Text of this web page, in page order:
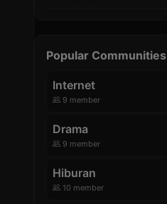
Popular Communities
Internet
9 member
Drama
9 member
Hiburan
10 member